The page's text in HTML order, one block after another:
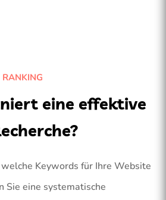
eine effektive
Keywords für Ihre Website
Sie eine systematische